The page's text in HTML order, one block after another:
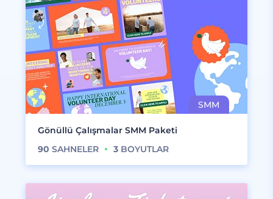
Gönüllü Çalışmalar SMM Paketi
90 SAHNELER 3 BOYUTLAR